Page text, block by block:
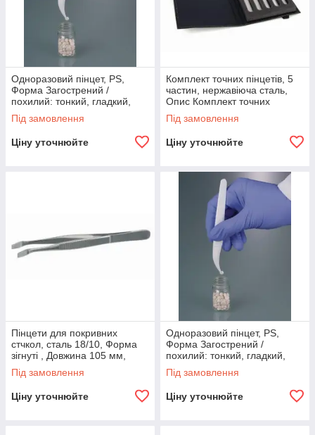
Одноразовий пінцет, PS,
Форма Загострений /
похилий: тонкий, гладкий,
вигнутий наконечник ,
Довжина 130 мм,
Під замовлення
Ціну уточнюйте
Комплект точних пінцетів, 5
частин, нержавіюча сталь,
Опис Комплект точних
пінцетів, 5 частин ,
Під замовлення
Ціну уточнюйте
Пінцети для покривних
стчкол, сталь 18/10, Форма
зігнуті , Довжина 105 мм,
Bochem, (9160210)
Під замовлення
Ціну уточнюйте
Одноразовий пінцет, PS,
Форма Загострений /
похилий: тонкий, гладкий,
вигнутий наконечник ,
Довжина 130 мм,
Під замовлення
Ціну уточнюйте